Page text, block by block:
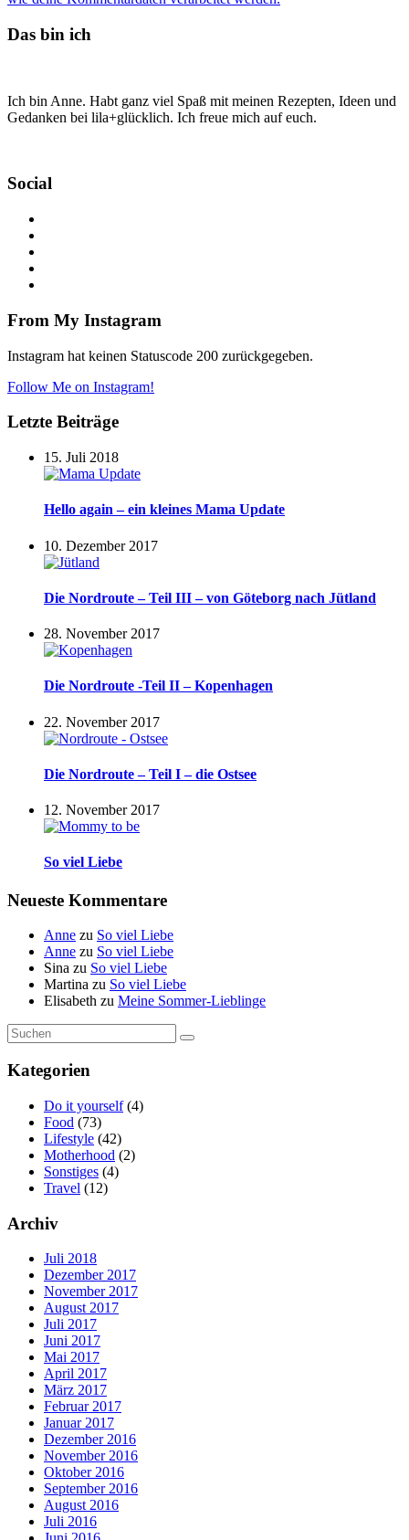
Das bin ich
Ich bin Anne. Habt ganz viel Spaß mit meinen Rezepten, Ideen und
Gedanken bei lila+glücklich. Ich freue mich auf euch.
Social
From My Instagram
Instagram hat keinen Statuscode 200 zurückgegeben.
Follow Me on Instagram!
Letzte Beiträge
15. Juli 2018
Hello again – ein kleines Mama Update
10. Dezember 2017
Die Nordroute – Teil III – von Göteborg nach Jütland
28. November 2017
Die Nordroute -Teil II – Kopenhagen
22. November 2017
Die Nordroute – Teil I – die Ostsee
12. November 2017
So viel Liebe
Neueste Kommentare
Anne zu So viel Liebe
Anne zu So viel Liebe
Sina zu So viel Liebe
Martina zu So viel Liebe
Elisabeth zu Meine Sommer-Lieblinge
Suche
nach:
Suchen
Kategorien
Do it yourself (4)
Food (73)
Lifestyle (42)
Motherhood (2)
Sonstiges (4)
Travel (12)
Archiv
Juli 2018
Dezember 2017
November 2017
August 2017
Juli 2017
Juni 2017
Mai 2017
April 2017
März 2017
Februar 2017
Januar 2017
Dezember 2016
November 2016
Oktober 2016
September 2016
August 2016
Juli 2016